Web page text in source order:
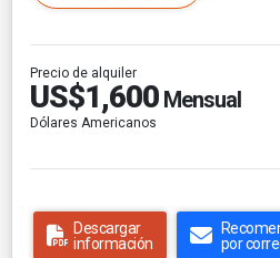
Precio de alquiler
US$1,600 Mensual
Dólares Americanos
Descargar
información
por